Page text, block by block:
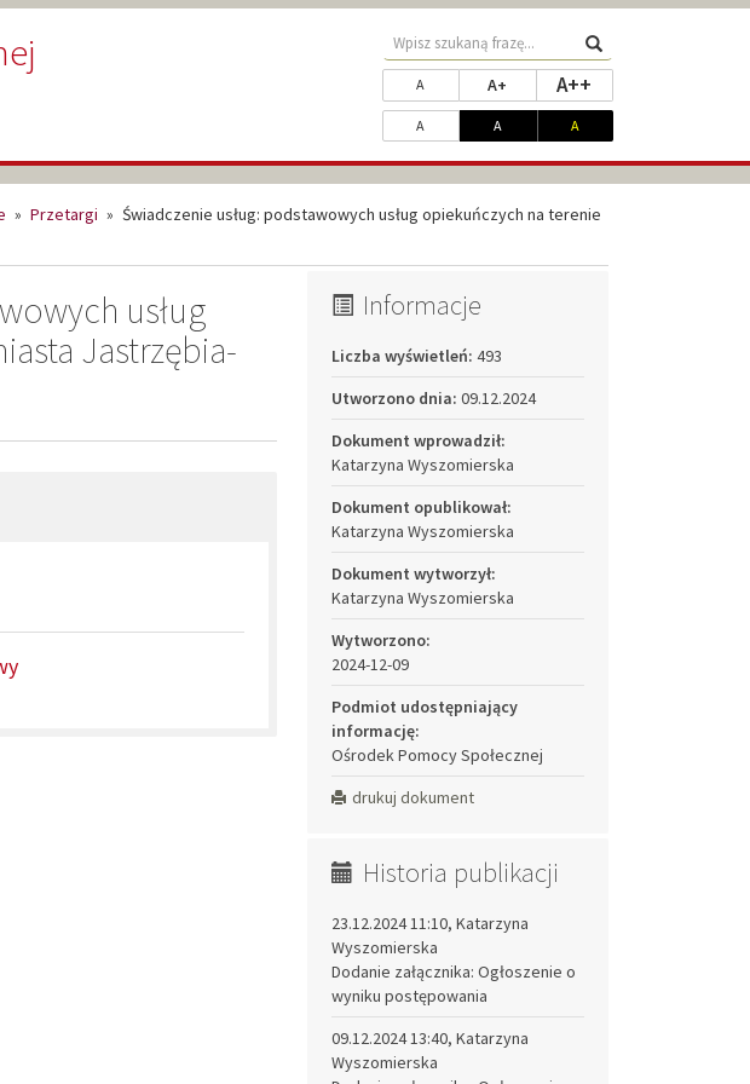
Wyszukaj
na
stronie
Zmień
rozmiar
czcionki
A ustaw standardowy rozmiar tekstu
A+ ustaw powiększony rozmiar
A++
Dopasuj
kontrast
A ustaw kontrast standardowy
A ustaw kontrast biały na czarnym
Austaw kontrast żółty na
» Przetargi » Świadczenie usług: podstawowych usług opiekuńczych na terenie
usług
Jastrzębia-
Informacje
Liczba wyświetleń: 493
Utworzono dnia: 09.12.2024
Dokument wprowadził:
Katarzyna Wyszomierska
Dokument opublikował:
Katarzyna Wyszomierska
Dokument wytworzył:
Katarzyna Wyszomierska
Wytworzono:
2024-12-09
Podmiot udostępniający
informację:
Ośrodek Pomocy Społecznej
drukuj dokument
Historia publikacji
23.12.2024 11:10, Katarzyna
Wyszomierska
Dodanie załącznika: Ogłoszenie o
wyniku postępowania
09.12.2024 13:40, Katarzyna
Wyszomierska